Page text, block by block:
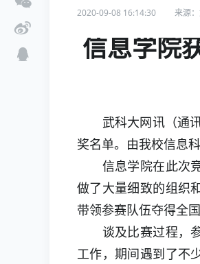
2020-09-08 16:14:30 来源
信息学院
武科大网讯（通讯
奖名单。由我校信息
信息学院在此次竞
做了大量细致的组织
带领参赛队伍夺得全
谈及比赛过程，参
工作，期间遇到了不